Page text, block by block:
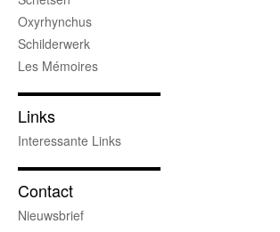
Oxyrhynchus
Schilderwerk
Les Mémoires
Links
Interessante Links
Contact
Nieuwsbrief